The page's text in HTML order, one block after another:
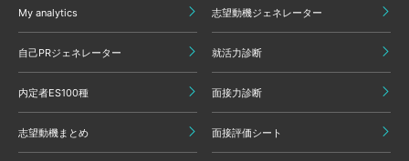
My analytics 志望動機ジェネレーター
自己PRジェネレーター 就活力診断
内定者ES100種 面接力診断
志望動機まとめ 面接評価シート